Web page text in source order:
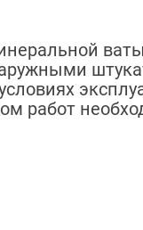
работ